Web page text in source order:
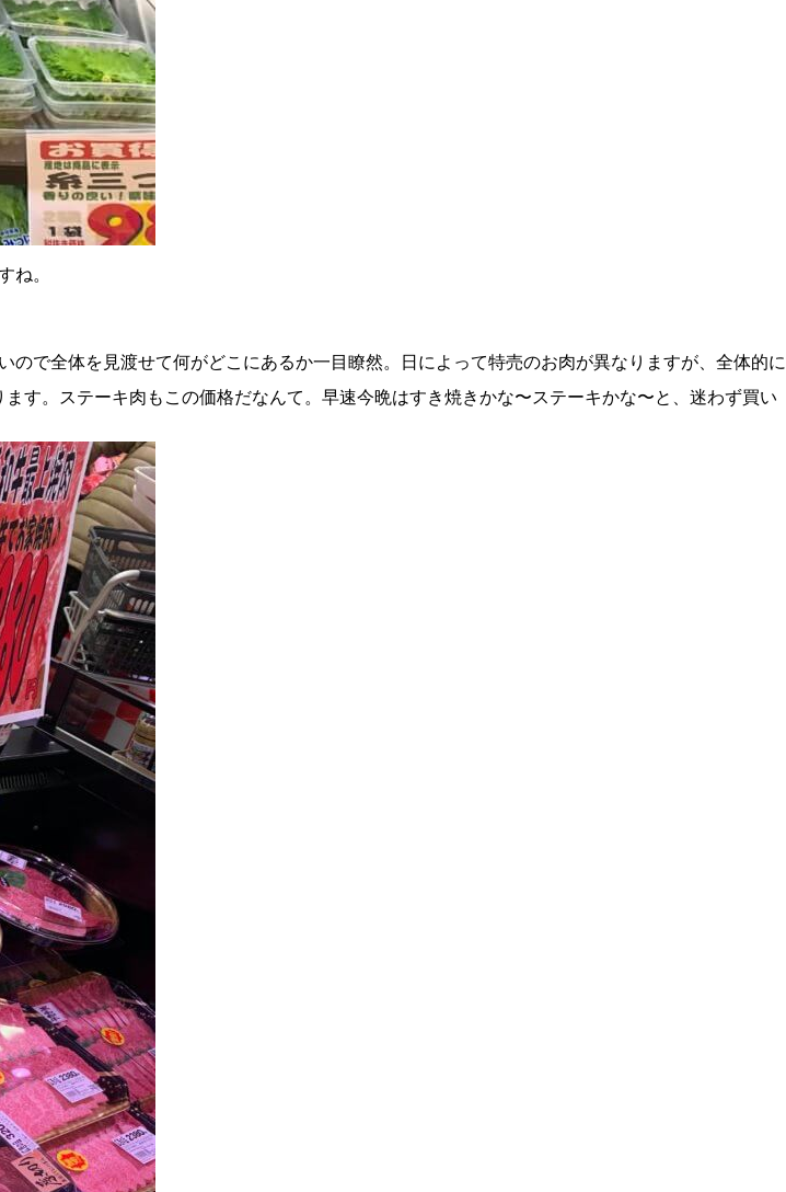
ね。
で全体を見渡せて何がどこにあるか一目瞭然。日によって特売のお肉が異なりますが、全体的に
す。ステーキ肉もこの価格だなんて。早速今晩はすき焼きかな〜ステーキかな〜と、迷わず買い